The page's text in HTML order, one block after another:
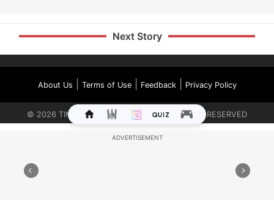
Next Story
About Us Terms of Use| Feedback| Privacy Policy
© 2026 TIMES INTERNET LIMITED. ALL RIGHTS RESERVED